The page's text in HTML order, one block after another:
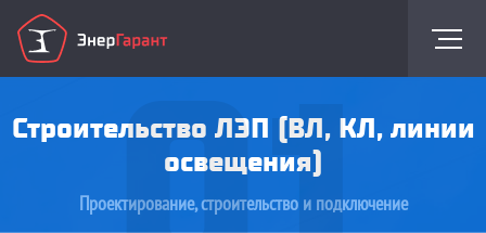
Строительство ЛЭП (ВЛ, КЛ, линии
освещения)
Проектирование, строительство и подключение